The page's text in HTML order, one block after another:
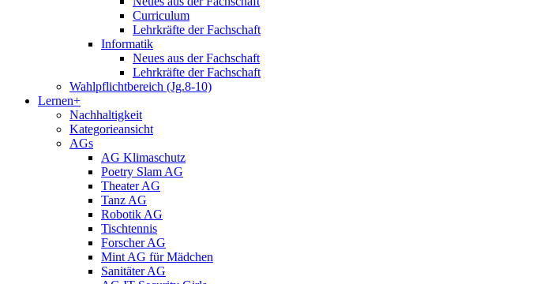
Curriculum
Lehrkräfte der Fachschaft
Informatik
Neues aus der Fachschaft
Lehrkräfte der Fachschaft
Wahlpflichtbereich (Jg.8-10)
Lernen+
Nachhaltigkeit
Kategorieansicht
AGs
AG Klimaschutz
Poetry Slam AG
Theater AG
Tanz AG
Robotik AG
Tischtennis
Forscher AG
Mint AG für Mädchen
Sanitäter AG